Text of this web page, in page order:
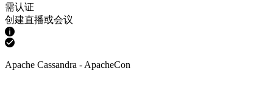
需认证
创建直播或会议
Apache Cassandra - ApacheCon